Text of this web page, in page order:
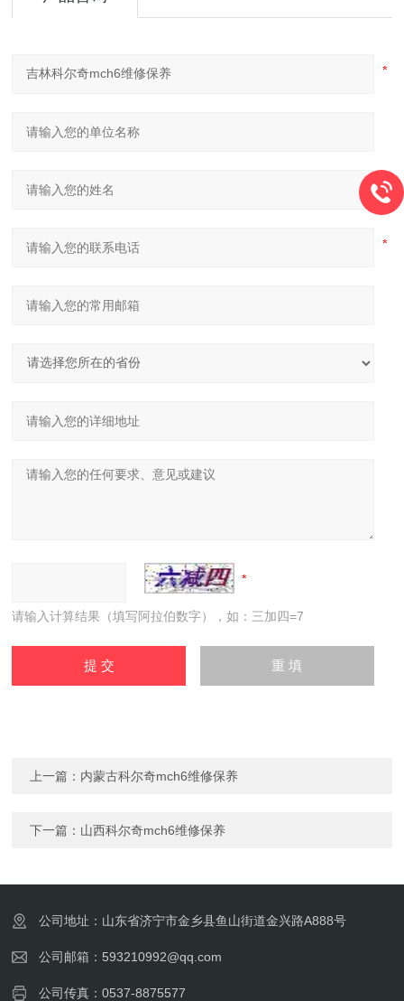
请输入计算结果（填写阿拉伯数字），如：三加四=7
上一篇： 内蒙古科尔奇mch6维修保养
下一篇： 山西科尔奇mch6维修保养
公司地址：山东省济宁市金乡县鱼山街道金兴路A888号
公司邮箱：593210992@qq.com
公司传真：0537-8875577